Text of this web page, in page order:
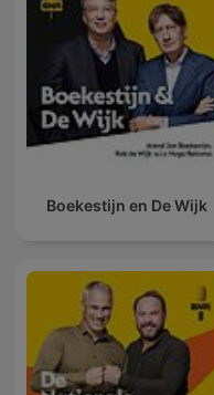
Boekestijn en De Wijk